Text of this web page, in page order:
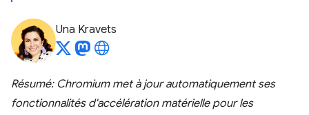
Una Kravets
Résumé: Chromium met à jour automatiquement ses
fonctionnalités d'accélération matérielle pour les